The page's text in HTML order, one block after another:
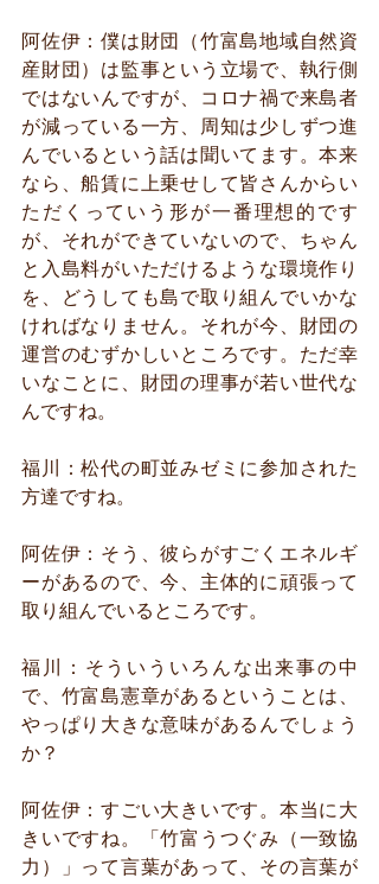
阿佐伊：僕は財団（竹富島地域自然資
産財団）は監事という立場で、執行側
ではないんですが、コロナ禍で来島者
が減っている一方、周知は少しずつ進
んでいるという話は聞いてます。本来
なら、船賃に上乗せして皆さんからい
ただくっていう形が一番理想的です
が、それができていないので、ちゃん
と入島料がいただけるような環境作り
を、どうしても島で取り組んでいかな
ければなりません。それが今、財団の
運営のむずかしいところです。ただ幸
いなことに、財団の理事が若い世代な
んですね。
福川：松代の町並みゼミに参加された
方達ですね。
阿佐伊：そう、彼らがすごくエネルギ
ーがあるので、今、主体的に頑張って
取り組んでいるところです。
福川：そういういろんな出来事の中
で、竹富島憲章があるということは、
やっぱり大きな意味があるんでしょう
か？
阿佐伊：すごい大きいです。本当に大
きいですね。「竹富うつぐみ（一致協
力）」って言葉があって、その言葉が